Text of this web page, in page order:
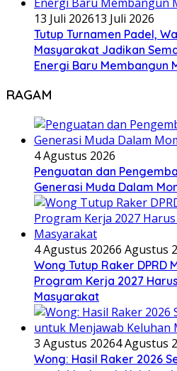
13 Juli 202613 Juli 2026
Tutup Turnamen Padel,
Masyarakat Jadikan
Energi Baru Membangun
RAGAM
4 Agustus 2026
Penguatan dan
Generasi Muda Dalam
4 Agustus 20266 Agustus
Wong Tutup Raker DPRD
Program Kerja 2027
Masyarakat
3 Agustus 20264 Agustus
Wong: Hasil Raker 2026